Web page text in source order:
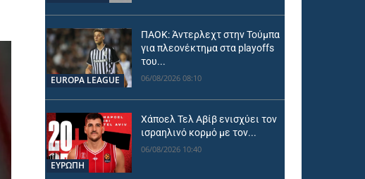
EUROPA LEAGUE
ΠΑΟΚ: Άντερλεχτ στην Τούμπα
για πλεονέκτημα στα playoffs
του...
06/08/2026 08:10
ΕΥΡΩΠΗ
Χάποελ Τελ Αβίβ ενισχύει τον
ισραηλινό κορμό με τον...
06/08/2026 10:40